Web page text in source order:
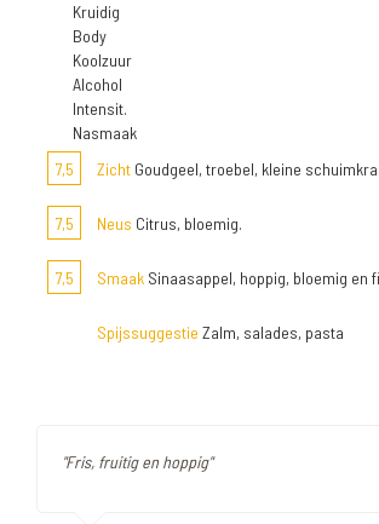
Kruidig
Body
Koolzuur
Alcohol
Intensit.
Nasmaak
7,5
Zicht Goudgeel, troebel, kleine
7,5 Neus Citrus, bloemig.
7,5 Smaak Sinaasappel, hoppig, bloemig en
Spijssuggestie Zalm, salades, pasta
"Fris, fruitig en hoppig"